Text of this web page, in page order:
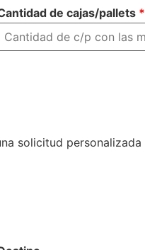
de cajas/pallets *
solicitud